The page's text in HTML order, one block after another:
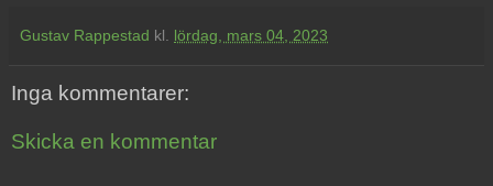
Gustav Rappestad kl. lördag, mars 04, 2023
Inga kommentarer:
Skicka en kommentar